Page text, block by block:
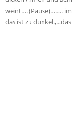
weint…. (Pause)……..
das ist zu